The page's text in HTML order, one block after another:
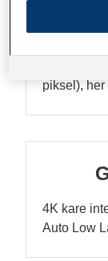
300
3LCD
piksel), her
4K kare
Auto Low